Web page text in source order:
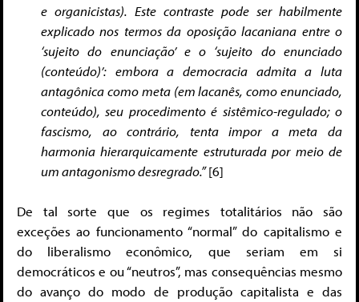
e organicistas). Este contraste pode ser habilmente
explicado nos termos da oposição lacaniana entre o
‘sujeito do enunciação’ e o ‘sujeito do enunciado
(conteúdo)’: embora a democracia admita a luta
antagônica como meta (em lacanês, como enunciado,
conteúdo), seu procedimento é sistêmico-regulado; o
fascismo, ao contrário, tenta impor a meta da
harmonia hierarquicamente estruturada por meio de
um antagonismo desregrado.”[6]
De tal sorte que os regimes totalitários não são
exceções ao funcionamento “normal” do capitalismo e
do liberalismo econômico, que seriam em si
democráticos e ou “neutros”, mas consequências mesmo
do avanço do modo de produção capitalista e das